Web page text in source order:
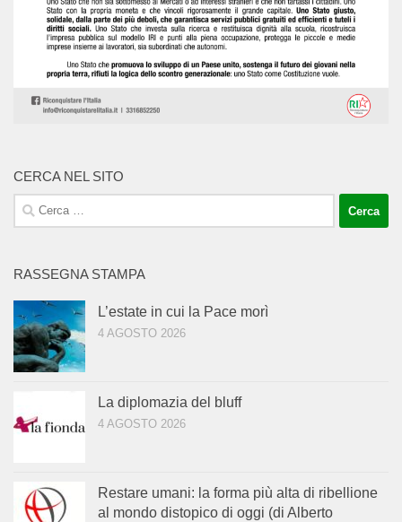
CERCA NEL SITO
Ricerca
per:
RASSEGNA STAMPA
L’estate in cui la Pace morì
4 AGOSTO 2026
La diplomazia del bluff
4 AGOSTO 2026
Restare umani: la forma più alta di ribellione
al mondo distopico di oggi (di Alberto